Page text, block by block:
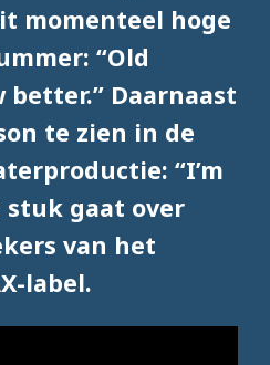
momenteel hoge
“Old
Daarnaast
te zien in de
“I’m
stuk gaat over
van het
label.